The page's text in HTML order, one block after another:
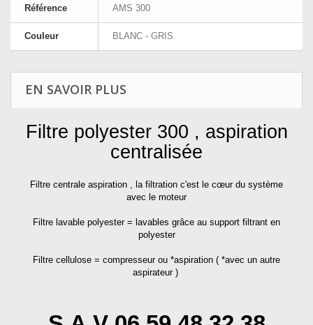
Référence AMS 300
Couleur BLANC - GRIS
EN SAVOIR PLUS
Filtre polyester 300 , aspiration
centralisée
Filtre centrale aspiration , la filtration c'est le cœur du système
avec le moteur
Filtre lavable polyester = lavables grâce au support filtrant en
polyester
Filtre cellulose = compresseur ou *aspiration ( *avec un autre
aspirateur )